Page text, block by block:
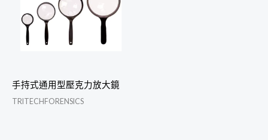
手持式通用型壓克力放大鏡
TRITECHFORENSICS